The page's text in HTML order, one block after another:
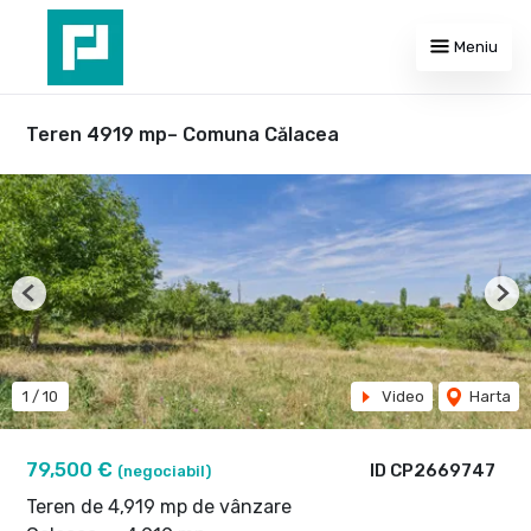
Meniu
Teren 4919 mp– Comuna Călacea
ID CP2669747
79,500 € (negociabil)
Teren de 4,919 mp de vânzare
1 / 10 Video Harta
Previous